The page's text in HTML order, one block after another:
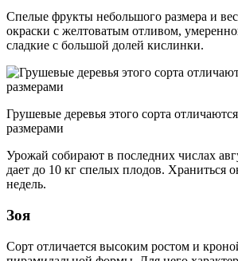
Спелые фрукты небольшого размера и
окраски с желтоватым отливом,
сладкие с большой долей кислинки.
Грушевые деревья этого сорта
размерами
Урожай собирают в последних числах
дает до 10 кг спелых плодов. Храниться
недель.
Зоя
Сорт отличается высоким ростом и